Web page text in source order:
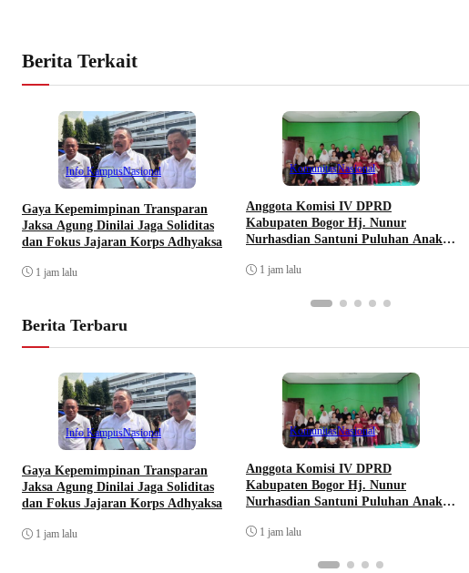
Berita Terkait
Info KampusNasional
Gaya Kepemimpinan Transparan
Jaksa Agung Dinilai Jaga Soliditas
dan Fokus Jajaran Korps Adhyaksa
1 jam lalu
KomunitasNasional
Anggota Komisi IV DPRD
Kabupaten Bogor Hj. Nunur
Nurhasdian Santuni Puluhan Anak
1 jam lalu
Berita Terbaru
Info KampusNasional
Gaya Kepemimpinan Transparan
Jaksa Agung Dinilai Jaga Soliditas
dan Fokus Jajaran Korps Adhyaksa
1 jam lalu
KomunitasNasional
Anggota Komisi IV DPRD
Kabupaten Bogor Hj. Nunur
Nurhasdian Santuni Puluhan Anak
1 jam lalu